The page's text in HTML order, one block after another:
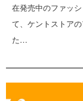
在発売中のファッ
て、ケントストア
た…